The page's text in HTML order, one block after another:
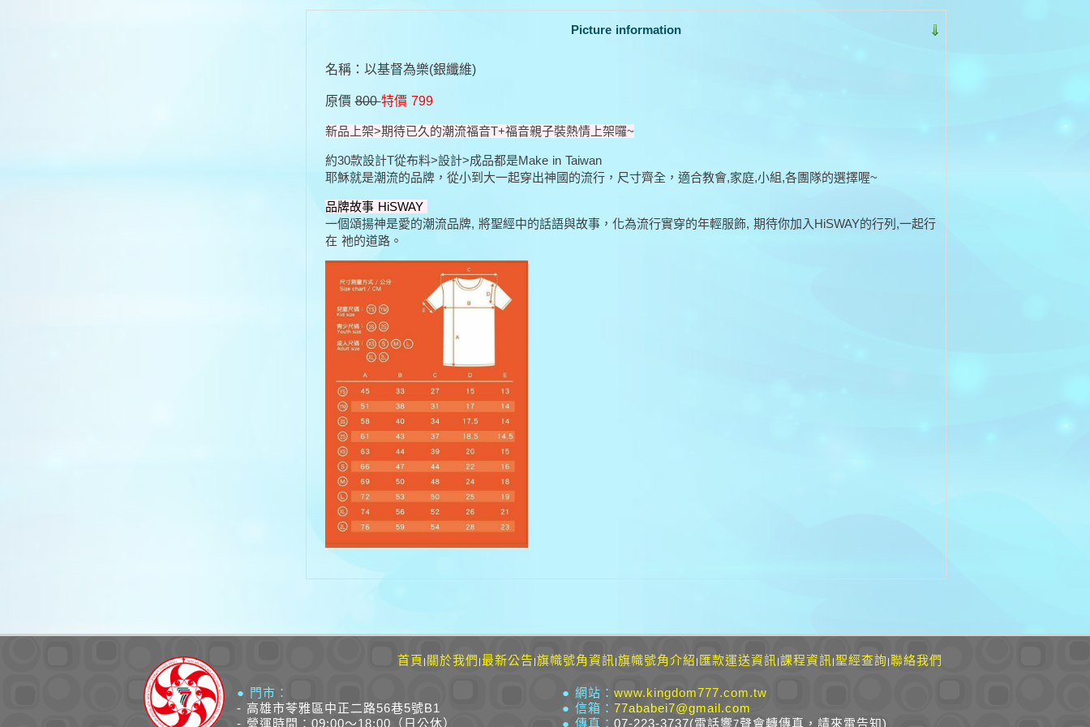
Picture information
名稱：以基督為樂(銀纖維)
原價800特價 799
新品上架>期待已久的潮流福音T+福音親子裝熱情上架囉~
約30款設計T從布料>設計>成品都是Make in Taiwan
耶穌就是潮流的品牌，從小到大一起穿出神國的流行，尺寸齊全，適合教會,家庭,小組,各團隊的選擇喔~
品牌故事 HiSWAY
一個頌揚神是愛的潮流品牌, 將聖經中的話語與故事，化為流行實穿的年輕服飾, 期待你加入HiSWAY的行列,一起行
在 祂的道路。
首頁 | 關於我們 | 最新公告 |旗幟號角資訊 |旗幟號角介紹 | 匯款運送資訊 |課程資訊 |聖經查詢 |聯絡我們
● 門市：
- 高雄市苓雅區中正二路56巷5號B1
- 營運時間：09:00～18:00（日公休）
● 網站： www.kingdom777.com.tw
● 信箱： 77ababei7@gmail.com
● 傳真： 07-223-3737(電話響7聲會轉傳真，請來電告知)